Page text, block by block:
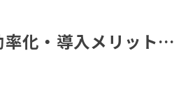
率化・導入メリット…